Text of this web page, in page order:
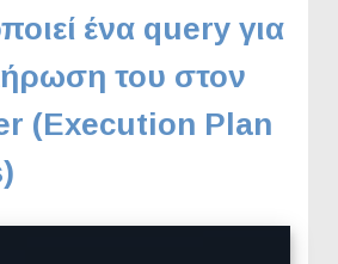
ένα query για
του στον
(Execution Plan